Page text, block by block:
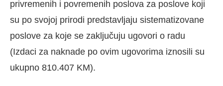
privremenih i povremenih poslova za poslove koji
su po svojoj prirodi predstavljaju sistematizovane
poslove za koje se zaključuju ugovori o radu
(Izdaci za naknade po ovim ugovorima iznosili su
ukupno 810.407 KM).